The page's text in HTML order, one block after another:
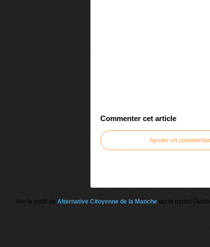
Commenter cet article
Ajouter un
Voir le profil de Alternative Citoyenne de la Manchesur le portail